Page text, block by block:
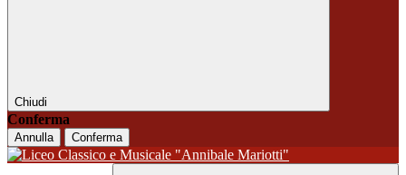
Chiudi
Conferma
Annulla Conferma